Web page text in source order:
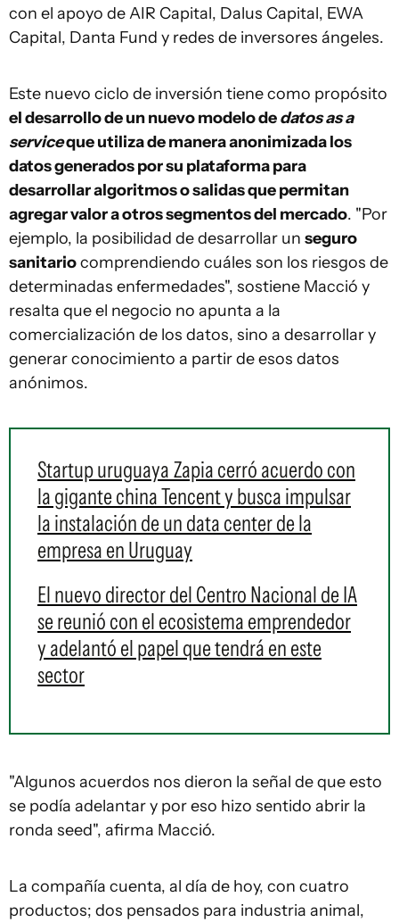
con el apoyo de AIR Capital, Dalus Capital, EWA
Capital, Danta Fund y redes de inversores ángeles.
Este nuevo ciclo de inversión tiene como propósito
el desarrollo de un nuevo modelo dedatos as a
serviceque utiliza de manera anonimizada los
datos generados por su plataforma para
desarrollar algoritmos o salidas que permitan
agregar valor a otros segmentos del mercado. "Por
ejemplo, la posibilidad de desarrollar un seguro
sanitariocomprendiendo cuáles son los riesgos de
determinadas enfermedades", sostiene Macció y
resalta que el negocio no apunta a la
comercialización de los datos, sino a desarrollar y
generar conocimiento a partir de esos datos
anónimos.
Startup uruguaya Zapia cerró acuerdo con
la gigante china Tencent y busca impulsar
la instalación de un data center de la
empresa en Uruguay
El nuevo director del Centro Nacional de IA
se reunió con el ecosistema emprendedor
y adelantó el papel que tendrá en este
sector
"Algunos acuerdos nos dieron la señal de que esto
se podía adelantar y por eso hizo sentido abrir la
ronda seed", afirma Macció.
La compañía cuenta, al día de hoy, con cuatro
productos; dos pensados para industria animal,